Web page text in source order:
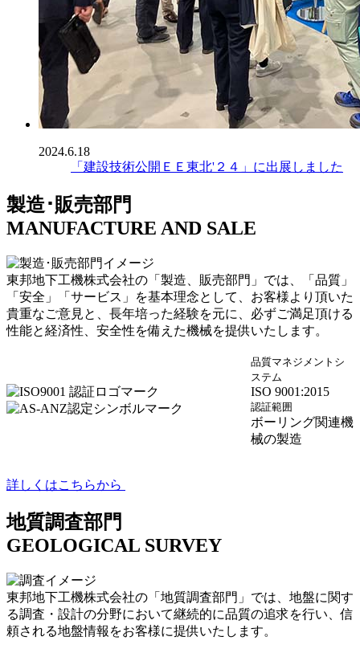
2024.6.18
「建設技術公開ＥＥ東北'２４」に出展しました
製造･販売部門
MANUFACTURE AND SALE
東邦地下工機株式会社の「製造、販売部門」では、「品質」
「安全」「サービス」を基本理念として、お客様より頂いた
貴重なご意見と、長年培った経験を元に、必ずご満足頂ける
性能と経済性、安全性を備えた機械を提供いたします。
品質マネジメントシ
ステム
ISO 9001:2015
認証範囲
ボーリング関連機
械の製造
詳しくはこちらから
地質調査部門
GEOLOGICAL SURVEY
東邦地下工機株式会社の「地質調査部門」では、地盤に関す
る調査・設計の分野において継続的に品質の追求を行い、信
頼される地盤情報をお客様に提供いたします。